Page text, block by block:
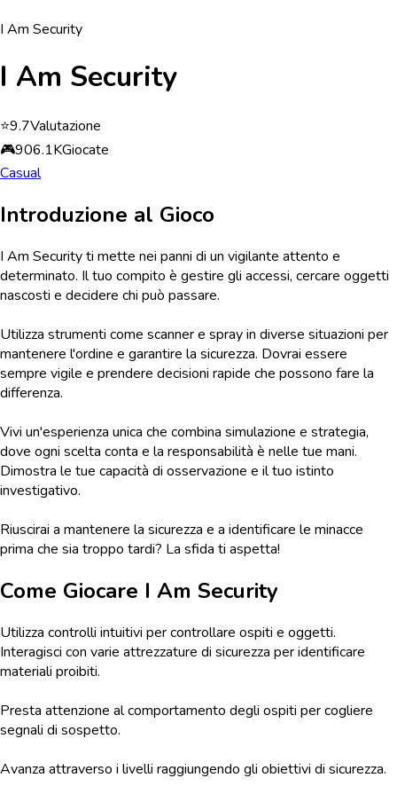
I Am Security
I Am Security
⭐9.7Valutazione
🎮906.1KGiocate
Casual
Introduzione al Gioco
I Am Security ti mette nei panni di un vigilante attento e
determinato. Il tuo compito è gestire gli accessi, cercare oggetti
nascosti e decidere chi può passare.
Utilizza strumenti come scanner e spray in diverse situazioni per
mantenere l'ordine e garantire la sicurezza. Dovrai essere
sempre vigile e prendere decisioni rapide che possono fare la
differenza.
Vivi un'esperienza unica che combina simulazione e strategia,
dove ogni scelta conta e la responsabilità è nelle tue mani.
Dimostra le tue capacità di osservazione e il tuo istinto
investigativo.
Riuscirai a mantenere la sicurezza e a identificare le minacce
prima che sia troppo tardi? La sfida ti aspetta!
Come Giocare I Am Security
Utilizza controlli intuitivi per controllare ospiti e oggetti.
Interagisci con varie attrezzature di sicurezza per identificare
materiali proibiti.
Presta attenzione al comportamento degli ospiti per cogliere
segnali di sospetto.
Avanza attraverso i livelli raggiungendo gli obiettivi di sicurezza.